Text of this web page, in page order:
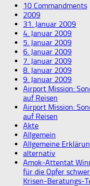
10 Commandments
2009
31. Januar 2009
4. Januar 2009
5. Januar 2009
6. Januar 2009
7. Januar 2009
8. Januar 2009
9. Januar 2009
Airport Mission:
auf Reisen
Airport Mission:
auf Reisen
Akte
Allgemein
Allgemeine
alternativ
Amok-Attentat
für die Opfer
Krisen-Beratungs-